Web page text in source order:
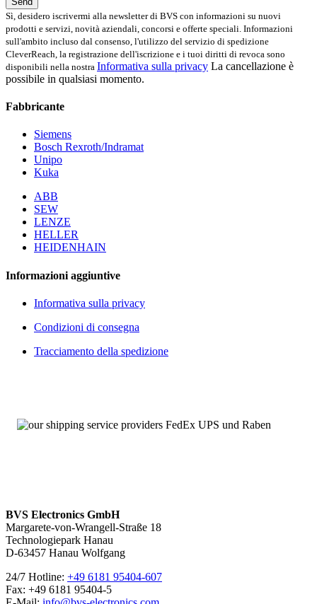
Sì, desidero iscrivermi alla newsletter di BVS con informazioni su nuovi
prodotti e servizi, novità aziendali, concorsi e offerte speciali. Informazioni
sull'ambito incluso dal consenso, l'utilizzo del servizio di spedizione
CleverReach, la registrazione dell'iscrizione e i tuoi diritti di revoca sono
disponibili nella nostra Informativa sulla privacy La cancellazione è
possibile in qualsiasi momento.
Fabbricante
Siemens
Bosch Rexroth/Indramat
Unipo
Kuka
ABB
SEW
LENZE
HELLER
HEIDENHAIN
Informazioni aggiuntive
Informativa sulla privacy
Condizioni di consegna
Tracciamento della spedizione
BVS Electronics GmbH
Margarete-von-Wrangell-Straße 18
Technologiepark Hanau
D-63457 Hanau Wolfgang
24/7 Hotline: +49 6181 95404-607
Fax: +49 6181 95404-5